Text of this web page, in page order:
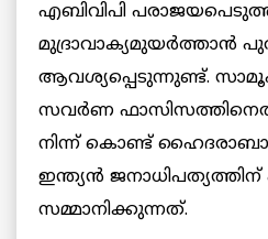
എബിവിപി
മുദ്രാവാക്യമുയർത്താൻ
ആവശ്യപ്പെടുന്നുണ്ട്.
സവർണ
നിന്ന് കൊണ്ട്
ഇന്ത്യൻ
സമ്മാനിക്കുന്നത്.